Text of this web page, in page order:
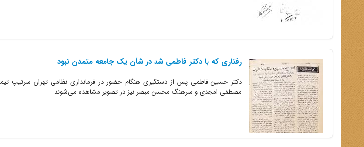
رفتاری که با دکتر فاطمی شد در شأن یک جامعه متمدن نبود
دکتر حسین فاطمی پس از دستگیری هنگام حضور در فرمانداری نظامی تهران سرتیپ
مصطفی امجدی و سرهنگ محسن مبصر نیز در تصویر مشاهده می‌شوند